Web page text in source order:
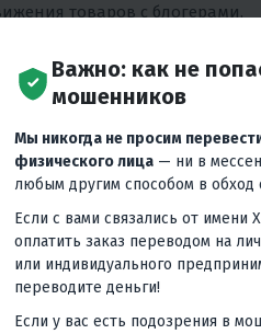
товаров с блогерами.
в команде
или экономическое)
удаленной работы.
91А
Важно: как не
мошенников
Мы никогда не просим
физического лица — ни в
любым другим способом в обход
Если с вами связались от имени
оплатить заказ переводом на
или индивидуального
переводите деньги!
Если у вас есть подозрения в